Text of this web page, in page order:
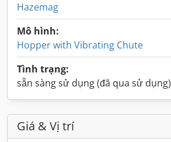
Hazemag
Mô hình:
Hopper with Vibrating Chute
Tình trạng:
sẵn sàng sử dụng (đã qua sử dụng)
Giá & Vị trí